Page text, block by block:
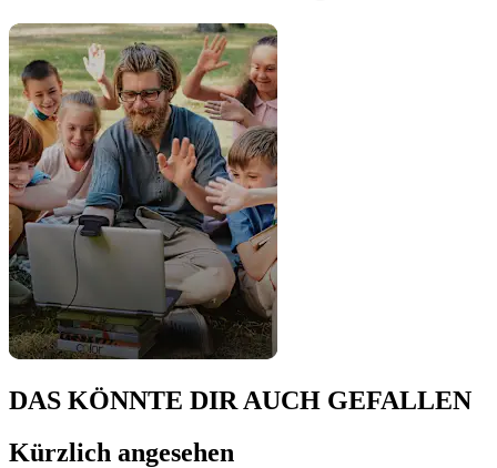
DAS KÖNNTE DIR AUCH GEFALLEN
Kürzlich angesehen